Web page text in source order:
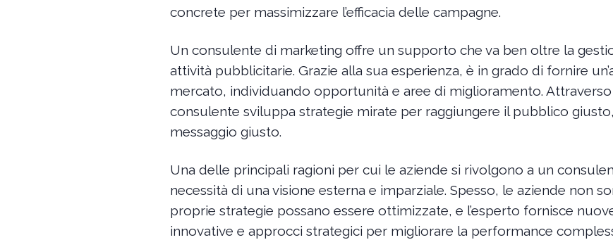
concrete per massimizzare l’efficacia delle campagne.
Un consulente di marketing offre un supporto che va ben oltre la
attività pubblicitarie. Grazie alla sua esperienza, è in grado di fornire
mercato, individuando opportunità e aree di miglioramento. Attraverso
consulente sviluppa strategie mirate per raggiungere il pubblico
messaggio giusto.
Una delle principali ragioni per cui le aziende si rivolgono a un
necessità di una visione esterna e imparziale. Spesso, le aziende non
proprie strategie possano essere ottimizzate, e l’esperto fornisce
innovative e approcci strategici per migliorare la performance